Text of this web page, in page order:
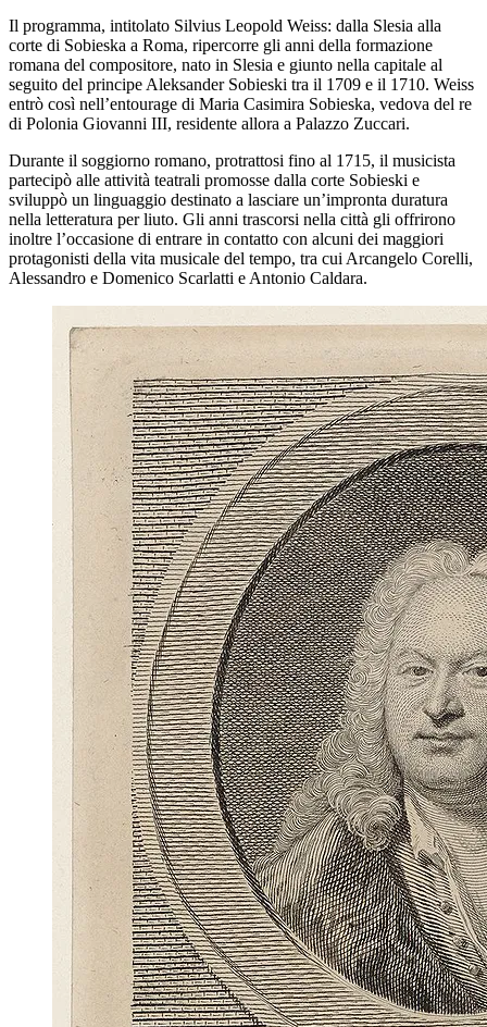
Il programma, intitolato Silvius Leopold Weiss: dalla Slesia alla
corte di Sobieska a Roma, ripercorre gli anni della formazione
romana del compositore, nato in Slesia e giunto nella capitale al
seguito del principe Aleksander Sobieski tra il 1709 e il 1710. Weiss
entrò così nell’entourage di Maria Casimira Sobieska, vedova del re
di Polonia Giovanni III, residente allora a Palazzo Zuccari.
Durante il soggiorno romano, protrattosi fino al 1715, il musicista
partecipò alle attività teatrali promosse dalla corte Sobieski e
sviluppò un linguaggio destinato a lasciare un’impronta duratura
nella letteratura per liuto. Gli anni trascorsi nella città gli offrirono
inoltre l’occasione di entrare in contatto con alcuni dei maggiori
protagonisti della vita musicale del tempo, tra cui Arcangelo Corelli,
Alessandro e Domenico Scarlatti e Antonio Caldara.